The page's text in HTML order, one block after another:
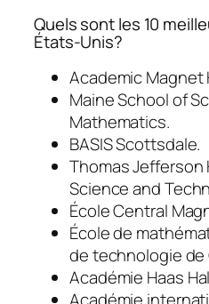
Quels sont les 10
États-Unis?
Academic Magnet
Maine School of
Mathematics.
BASIS Scottsdale.
Thomas Jefferson
Science and
École Central
École de
de technologie de
Académie Haas